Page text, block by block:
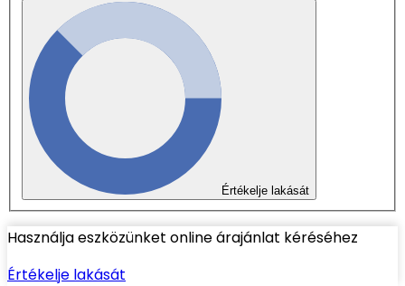
Értékelje lakását
Használja eszközünket online árajánlat kéréséhez
Értékelje lakását